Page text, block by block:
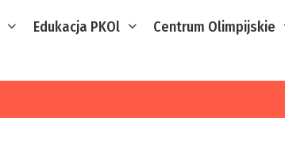
Edukacja PKOl Centrum Olimpijskie